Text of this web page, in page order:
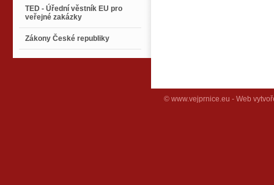
TED - Úřední věstník EU pro
veřejné zakázky
Zákony České republiky
© www.vejprnice.eu - Web